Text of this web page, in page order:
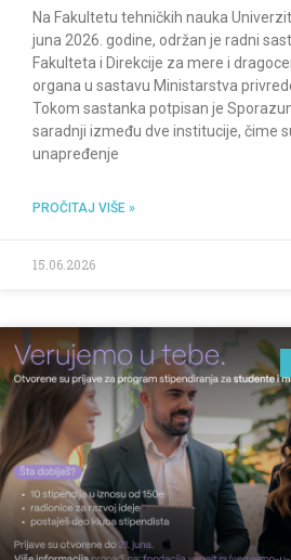
Na Fakultetu tehničkih nauka
juna 2026. godine, održan je radni
Fakulteta i Direkcije za mere i
organa u sastavu Ministarstva
Tokom sastanka potpisan je
saradnji između dve institucije, čime
unapređenje
PROČITAJ VIŠE »
15.06.2026